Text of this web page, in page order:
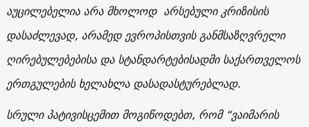
აუცილებელია არა მხოლოდ არსებული კრიზისის
დასაძლევად, არამედ ევროპისთვის განმსაზღვრელი
ღირებულებებისა და სტანდარტებისადმი საქართველოს
ერთგულების ხელახლა დასადასტურებლად.
სრული პატივისცემით მოგიწოდებთ, რომ “ვაიმარის